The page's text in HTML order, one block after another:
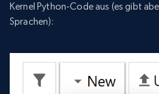
Kernel Python-Code aus (es gibt
Sprachen):